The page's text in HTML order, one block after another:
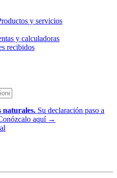
y servicios
y calculadoras
recibidos
naturales. Su declaración paso a
aquí →